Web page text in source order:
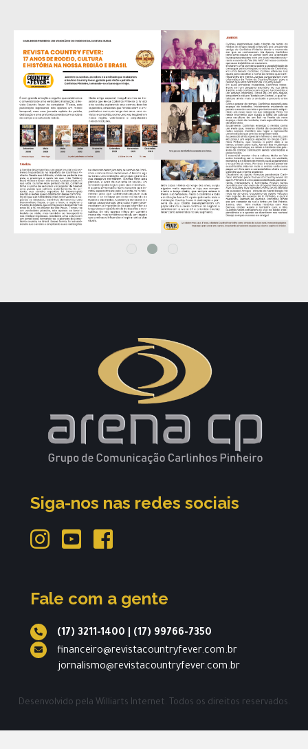
Siga-nos nas redes sociais
Fale com a gente
(17) 3211-1400
(17) 99766-7350
financeiro@revistacountryfever.com.br
jornalismo@revistacountryfever.com.br
Desenvolvido pela Williarts Internet. Todos os direitos reservados.